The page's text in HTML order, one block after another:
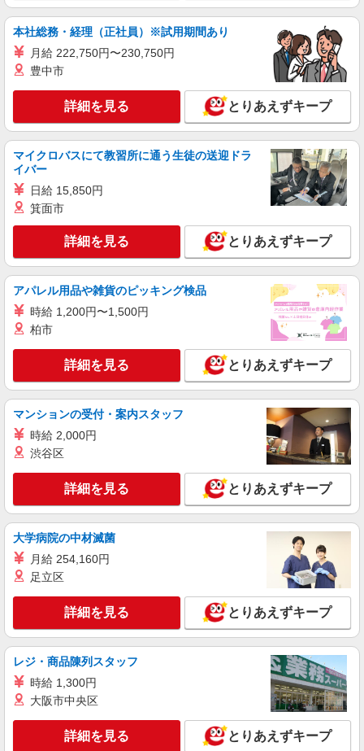
日（4日も選択可） ※週5日稼働の方の平均月収
27万円 「あなたに合わせた」働き方ができます。
働き方やご希望の収入など、お気軽にお問い合わ
せください！ ◎20代〜50代を中心に幅広い年代の
【宅配センター】江戸川台 千葉県柏市西原5-2-
31
キープ 詳細を見る
業務委託
千葉県ヤクルト販売株式会社／五香センター
ヤクルトスタッフ
報酬／完全出来高制☆ノルマなし ◎稼働は週5
日（4日も選択可） ※週5日稼働の方の平均月収
27万円 「あなたに合わせた」働き方ができます。
働き方やご希望の収入など、お気軽にお問い合わ
せください！ ◎20代〜50代を中心に幅広い年代の
キープ 詳細を見る
業務委託
千葉県ヤクルト販売株式会社／沼南センター
報酬／完全出来高制☆ノルマなし ◎稼働は週5
日（4日も選択可） ※週5日稼働の方の平均月収
27万円 「あなたに合わせた」働き方ができます。
働き方やご希望の収入など、お気軽にお問い合わ
せください！ ◎20代〜50代を中心に幅広い年代の
【宅配センター】沼南 千葉県柏市岩井789-3
キープ 詳細を見る
千葉県ヤクルト販売株式会社／東台センター
ヤクルトスタッフ
報酬／完全出来高制☆ノルマなし ◎稼働は週5
日（4日も選択可） ※週5日稼働の方の平均月収
27万円 「あなたに合わせた」働き方ができます。
働き方やご希望の収入など、お気軽にお問い合わ
せください！ ◎20代〜50代を中心に幅広い年代の
方が活躍中！
【宅配センター】東台 千葉県柏市東台本町6-
キープ 詳細を見る
業務委託
千葉県ヤクルト販売株式会社／沼南センター
報酬／完全出来高制☆ノルマなし ◎稼働は週5
日（4日も選択可） ※週5日稼働の方の平均月収
27万円 「あなたに合わせた」働き方ができます。
働き方やご希望の収入など、お気軽にお問い合わ
【宅配センター】沼南 千葉県柏市岩井789-3
本社総務・経理（正社員）※試用期間あり
月給 222,750円〜230,750円
豊中市
詳細を見る とりあえずキープ
マイクロバスにて教習所に通う生徒の送迎ドラ
イバー
日給 15,850円
箕面市
詳細を見る とりあえずキープ
アパレル用品や雑貨のピッキング検品
時給 1,200円〜1,500円
柏市
詳細を見る とりあえずキープ
マンションの受付・案内スタッフ
時給 2,000円
渋谷区
詳細を見る とりあえずキープ
大学病院の中材滅菌
月給 254,160円
足立区
詳細を見る とりあえずキープ
レジ・商品陳列スタッフ
時給 1,300円
大阪市中央区
詳細を見る とりあえずキープ